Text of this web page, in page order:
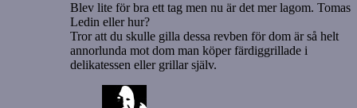
Blev lite för bra ett tag men nu är det mer lagom. Tomas
Ledin eller hur?
Tror att du skulle gilla dessa revben för dom är så helt
annorlunda mot dom man köper färdiggrillade i
delikatessen eller grillar själv.